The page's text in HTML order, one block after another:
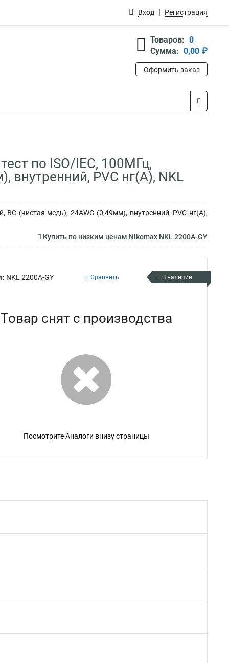
Вход Регистрация
Товаров: 0
Сумма: 0,00 ₽
Оформить заказ
по ISO/IEC, 100МГц,
внутренний, PVC нг(А), NKL
(чистая медь), 24AWG (0,49мм), внутренний, PVC нг(А),
Купить по низким ценам Nikomax NKL 2200A-GY
NKL 2200A-GY Сравнить В наличии
Товар снят с производства
Посмотрите Аналоги внизу страницы